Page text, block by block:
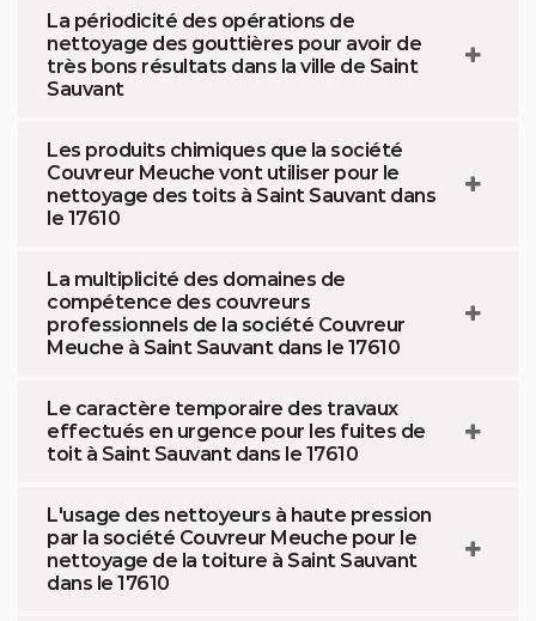
La périodicité des opérations de
nettoyage des gouttières pour avoir de
très bons résultats dans la ville de Saint
Sauvant
Les produits chimiques que la société
Couvreur Meuche vont utiliser pour le
nettoyage des toits à Saint Sauvant dans
le 17610
La multiplicité des domaines de
compétence des couvreurs
professionnels de la société Couvreur
Meuche à Saint Sauvant dans le 17610
Le caractère temporaire des travaux
effectués en urgence pour les fuites de
toit à Saint Sauvant dans le 17610
L'usage des nettoyeurs à haute pression
par la société Couvreur Meuche pour le
nettoyage de la toiture à Saint Sauvant
dans le 17610